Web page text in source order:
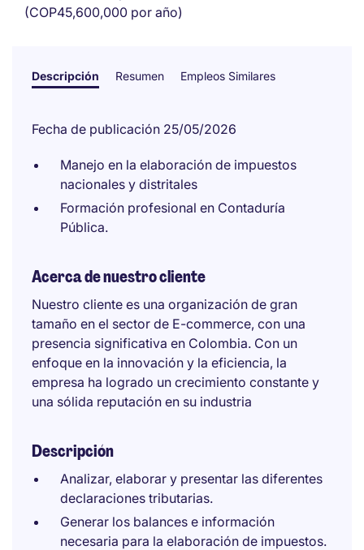
(COP45,600,000 por año)
Descripción Resumen Empleos Similares
Fecha de publicación 25/05/2026
Manejo en la elaboración de impuestos
nacionales y distritales
Formación profesional en Contaduría
Pública.
Acerca de nuestro cliente
Nuestro cliente es una organización de gran
tamaño en el sector de E-commerce, con una
presencia significativa en Colombia. Con un
enfoque en la innovación y la eficiencia, la
empresa ha logrado un crecimiento constante y
una sólida reputación en su industria
Descripción
Analizar, elaborar y presentar las diferentes
declaraciones tributarias.
Generar los balances e información
necesaria para la elaboración de impuestos.